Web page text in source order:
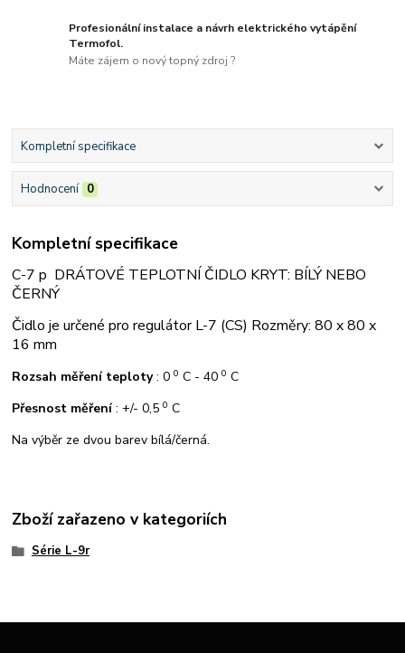
Profesionální instalace a návrh elektrického vytápění
Termofol.
Máte zájem o nový topný zdroj ?
Kompletní specifikace
Hodnocení 0
Kompletní specifikace
C-7 p DRÁTOVÉ TEPLOTNÍ ČIDLO KRYT: BÍLÝ NEBO
ČERNÝ
Čidlo je určené pro regulátor L-7 (CS) Rozměry: 80 x 80 x
16 mm
Rozsah měření teploty: 00 C - 400 C
Přesnost měření: +/- 0,50 C
Na výběr ze dvou barev bílá/černá.
Zboží zařazeno v kategoriích
Série L-9r